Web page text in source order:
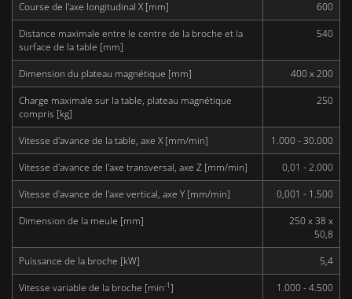
Course de l'axe longitudinal X [mm] 600
Distance maximale entre le centre de la broche et la
surface de la table [mm]
540
Dimension du plateau magnétique [mm] 400 x 200
Charge maximale sur la table, plateau magnétique
compris [kg]
250
Vitesse d'avance de la table, axe X [mm/min] 1.000 - 30.000
Vitesse d'avance de l'axe transversal, axe Z [mm/min] 0,01 - 2.000
Vitesse d'avance de l'axe vertical, axe Y [mm/min] 0,001 - 1.500
Dimension de la meule [mm]
250 x 38 x
50,8
Puissance de la broche [kW] 5,4
Vitesse variable de la broche [min-1] 1.000 - 4.500